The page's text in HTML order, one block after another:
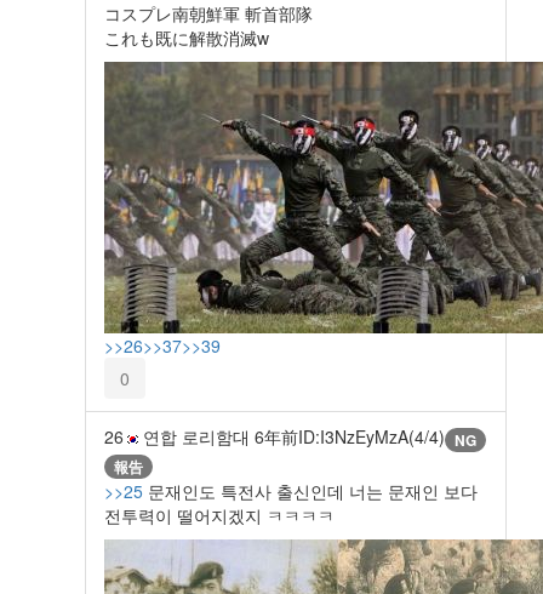
コスプレ南朝鮮軍 斬首部隊
これも既に解散消滅w
>>26>>37>>39
0
26 연합 로리함대 6年前ID:I3NzEyMzA(4/4) NG
報告
>>25 문재인도 특전사 출신인데 너는 문재인 보다
전투력이 떨어지겠지 ㅋㅋㅋㅋ